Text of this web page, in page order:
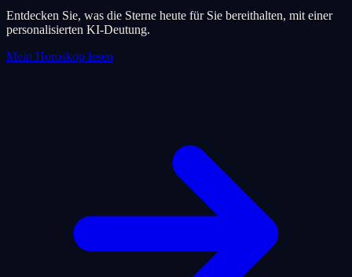
Entdecken Sie, was die Sterne heute für Sie bereithalten, mit einer
personalisierten KI-Deutung.
Mein Horoskop lesen